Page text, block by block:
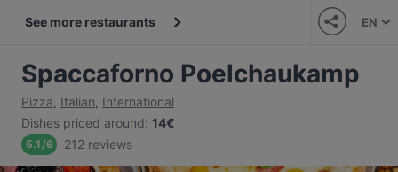
See more restaurants EN
Spaccaforno Poelchaukamp
Pizza, Italian, International
Dishes priced around: 14€
5.1/6 212 reviews